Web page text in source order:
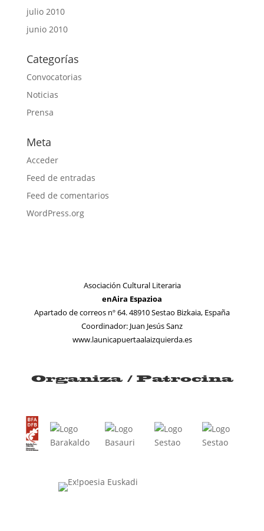
julio 2010
junio 2010
Categorías
Convocatorias
Noticias
Prensa
Meta
Acceder
Feed de entradas
Feed de comentarios
WordPress.org
Asociación Cultural Literaria
enAira Espazioa
Apartado de correos nº 64. 48910 Sestao Bizkaia, España
Coordinador: Juan Jesús Sanz
www.launicapuertaalaizquierda.es
Organiza / Patrocina